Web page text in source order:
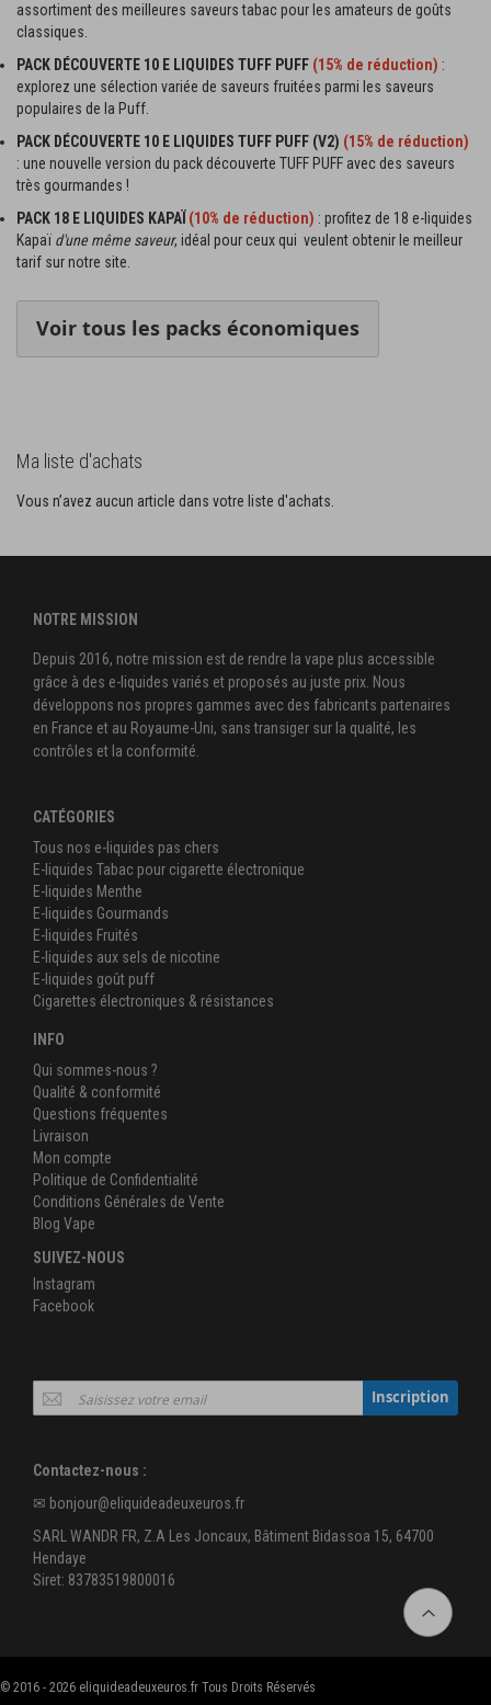
assortiment des meilleures saveurs tabac pour les amateurs de goûts
classiques.
PACK DÉCOUVERTE 10 E LIQUIDES TUFF PUFF (15% de réduction) :
explorez une sélection variée de saveurs fruitées parmi les saveurs
populaires de la Puff.
PACK DÉCOUVERTE 10 E LIQUIDES TUFF PUFF (V2) (15% de réduction)
: une nouvelle version du pack découverte TUFF PUFF avec des saveurs
très gourmandes !
PACK 18 E LIQUIDES KAPAÏ (10% de réduction) : profitez de 18 e-liquides
Kapaï d'une même saveur, idéal pour ceux qui veulent obtenir le meilleur
tarif sur notre site.
Voir tous les packs économiques
Ma liste d'achats
Vous n’avez aucun article dans votre liste d'achats.
NOTRE MISSION
Depuis 2016, notre mission est de rendre la vape plus accessible
grâce à des e-liquides variés et proposés au juste prix. Nous
développons nos propres gammes avec des fabricants partenaires
en France et au Royaume-Uni, sans transiger sur la qualité, les
contrôles et la conformité.
CATÉGORIES
Tous nos e-liquides pas chers
E-liquides Tabac pour cigarette électronique
E-liquides Menthe
E-liquides Gourmands
E-liquides Fruités
E-liquides aux sels de nicotine
E-liquides goût puff
Cigarettes électroniques & résistances
INFO
Qui sommes-nous ?
Qualité & conformité
Questions fréquentes
Livraison
Mon compte
Politique de Confidentialité
Conditions Générales de Vente
Blog Vape
SUIVEZ-NOUS
Instagram
Facebook
Inscription
à
:
Inscription
Contactez-nous :
✉ bonjour@eliquideadeuxeuros.fr
SARL WANDR FR, Z.A Les Joncaux, Bâtiment Bidassoa 15, 64700
Hendaye
Siret: 83783519800016
© 2016 - 2026 eliquideadeuxeuros.fr Tous Droits Réservés